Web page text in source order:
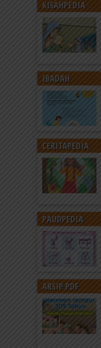
KISAHPEDIA
IBADAH
CERITAPEDIA
PAUDPEDIA
ARSIP PDF